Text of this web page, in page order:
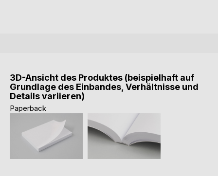
3D-Ansicht des Produktes (beispielhaft auf
Grundlage des Einbandes, Verhältnisse und
Details variieren)
Paperback